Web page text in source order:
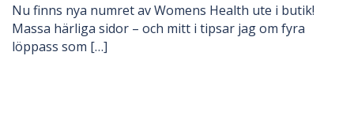
Nu finns nya numret av Womens Health ute i butik!
Massa härliga sidor – och mitt i tipsar jag om fyra
löppass som […]